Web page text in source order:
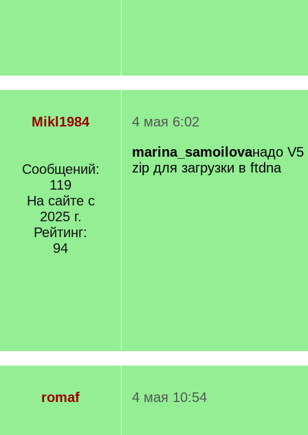
Mikl1984
Сообщений:
119
На сайте с
2025 г.
Рейтинг:
94
4 мая 6:02
marina_samoilovaнадо V5
zip для загрузки в ftdna
romaf 4 мая 10:54